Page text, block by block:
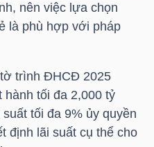
nên việc lựa chọn
là phù hợp với pháp
trình ĐHCĐ 2025
tối đa 2,000 tỷ
tối đa 9% ủy quyền
định lãi suất cụ thể cho